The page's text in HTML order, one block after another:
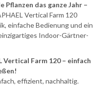
Pflanzen das ganze Jahr –
Vertical Farm 120
einfache Bedienung und ein
Indoor-Gärtner-
Vertical Farm 120 – einfach
effizient, nachhaltig.